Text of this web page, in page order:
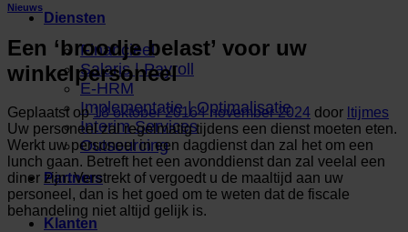
Diensten
Financieel
Salaris | Payroll
E-HRM
Implementatie | Optimalisatie
Interim Services
Outsourcing
Partners
Klanten
Nieuws
Een ‘broodje belast’ voor uw
winkelpersoneel
Geplaatst op18 oktober 20164 november 2024 door ltijmes
Uw personeel zal regelmatig tijdens een dienst moeten eten.
Werkt uw personeel in een dagdienst dan zal het om een
lunch gaan. Betreft het een avonddienst dan zal veelal een
diner zijn. Verstrekt of vergoedt u de maaltijd aan uw
personeel, dan is het goed om te weten dat de fiscale
behandeling niet altijd gelijk is.